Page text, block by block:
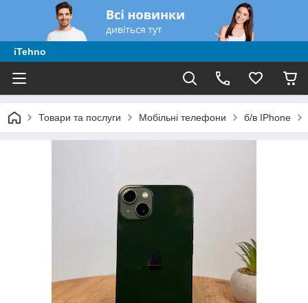
iTehno
Товари та послуги Мобільні телефони б/в IPhone